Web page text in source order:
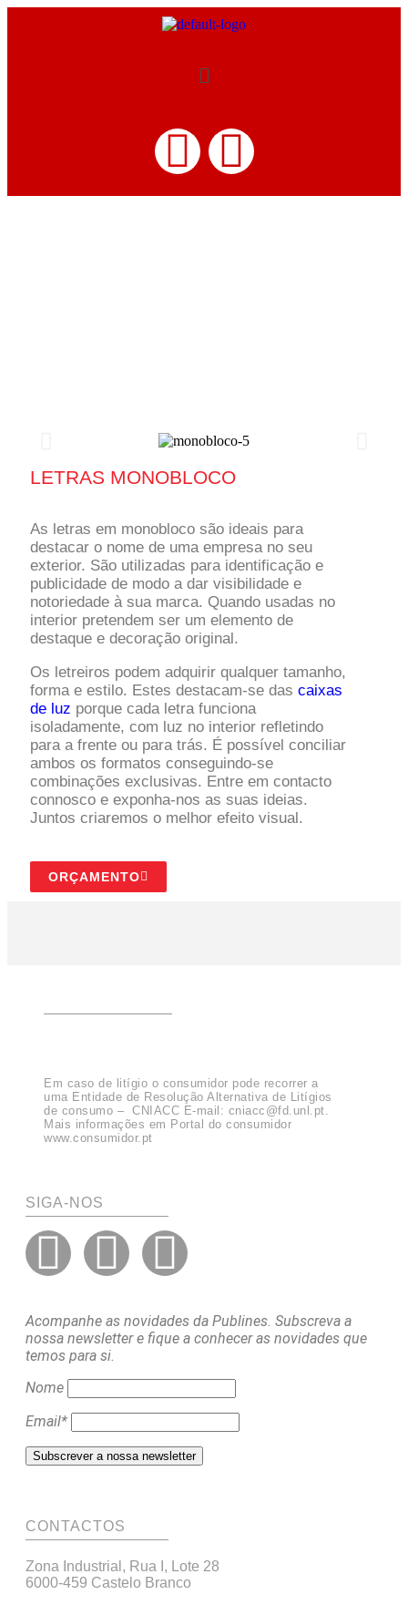
LETRAS MONOBLOCO
As letras em monobloco são ideais para
destacar o nome de uma empresa no seu
exterior. São utilizadas para identificação e
publicidade de modo a dar visibilidade e
notoriedade à sua marca. Quando usadas no
interior pretendem ser um elemento de
destaque e decoração original.
Os letreiros podem adquirir qualquer tamanho,
forma e estilo. Estes destacam-se das caixas
de luz porque cada letra funciona
isoladamente, com luz no interior refletindo
para a frente ou para trás. É possível conciliar
ambos os formatos conseguindo-se
combinações exclusivas. Entre em contacto
connosco e exponha-nos as suas ideias.
Juntos criaremos o melhor efeito visual.
ORÇAMENTO
Em caso de litígio o consumidor pode recorrer a
uma Entidade de Resolução Alternativa de Litígios
de consumo – CNIACC E-mail: cniacc@fd.unl.pt.
Mais informações em Portal do consumidor
www.consumidor.pt
SIGA-NOS
Acompanhe as novidades da Publines. Subscreva a
nossa newsletter e fique a conhecer as novidades que
temos para si.
Nome
Email*
CONTACTOS
Zona Industrial, Rua I, Lote 28
6000-459 Castelo Branco